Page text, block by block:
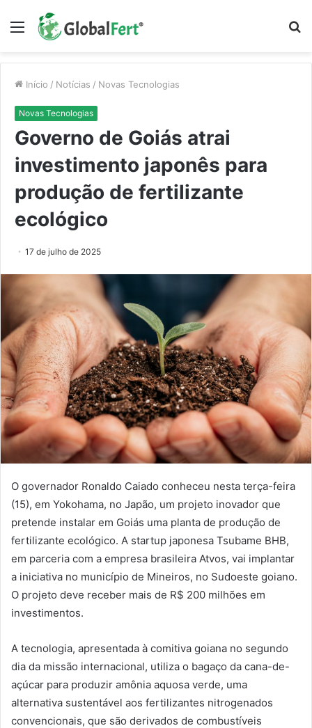
Menu
Início / Notícias / Novas Tecnologias
Novas Tecnologias
Governo de Goiás atrai
investimento japonês para
produção de fertilizante
ecológico
17 de julho de 2025
O governador Ronaldo Caiado conheceu nesta terça-feira
(15), em Yokohama, no Japão, um projeto inovador que
pretende instalar em Goiás uma planta de produção de
fertilizante ecológico. A startup japonesa Tsubame BHB,
em parceria com a empresa brasileira Atvos, vai implantar
a iniciativa no município de Mineiros, no Sudoeste goiano.
O projeto deve receber mais de R$ 200 milhões em
investimentos.
A tecnologia, apresentada à comitiva goiana no segundo
dia da missão internacional, utiliza o bagaço da cana-de-
açúcar para produzir amônia aquosa verde, uma
alternativa sustentável aos fertilizantes nitrogenados
convencionais, que são derivados de combustíveis